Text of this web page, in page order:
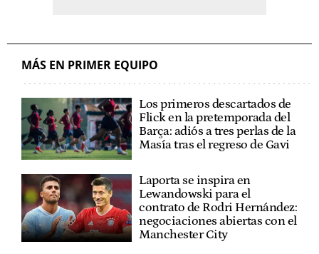
MÁS EN PRIMER EQUIPO
Los primeros descartados de
Flick en la pretemporada del
Barça: adiós a tres perlas de la
Masía tras el regreso de Gavi
Laporta se inspira en
Lewandowski para el
contrato de Rodri Hernández:
negociaciones abiertas con el
Manchester City